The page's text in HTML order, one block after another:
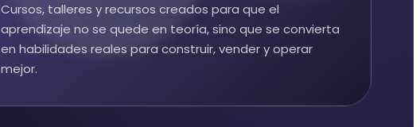
Cursos, talleres y recursos creados para que el
aprendizaje no se quede en teoría, sino que se convierta
en habilidades reales para construir, vender y operar
mejor.